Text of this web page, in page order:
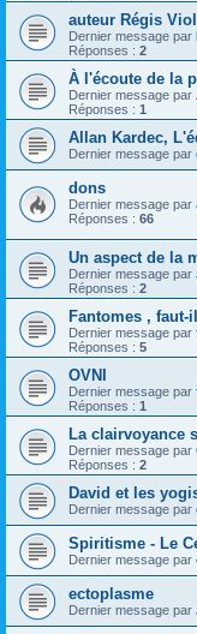
auteur Régis
Dernier message par
Réponses : 2
À l'écoute de la
Dernier message par
Réponses : 1
Allan Kardec,
Dernier message par
dons
Dernier message par
Réponses : 66
Un aspect de la
Dernier message par
Réponses : 2
Fantomes , faut-
Dernier message par
Réponses : 5
OVNI
Dernier message par
Réponses : 1
La clairvoyance
Dernier message par
Réponses : 2
David et les
Dernier message par
Spiritisme - Le
Dernier message par
ectoplasme
Dernier message par